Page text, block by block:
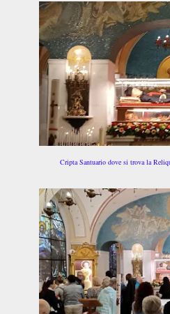
Cripta Santuario dove si trova la